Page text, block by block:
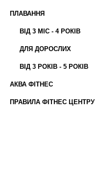
ПЛАВАННЯ
ВІД 3 МІС - 4 РОКІВ
ДЛЯ ДОРОСЛИХ
ВІД 3 РОКІВ - 5 РОКІВ
АКВА ФІТНЕС
ПРАВИЛА ФІТНЕС ЦЕНТРУ